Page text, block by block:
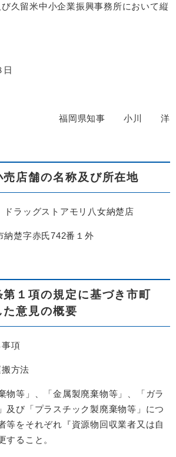
久留米中小企業振興事務所において縦
福岡県知事 小川 洋
店舗の名称及び所在地
ラッグストアモリ八女納楚店
楚字赤氏742番１外
１項の規定に基づき市町
意見の概要
事項
方法
物等」、「金属製廃棄物等」、「ガラ
及び「プラスチック製廃棄物等」につ
等をそれぞれ『資源物回収業者又は自
すること。